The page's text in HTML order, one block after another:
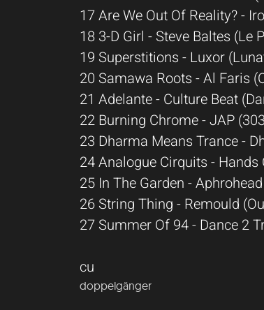
17 Are We Out Of Reality? -
18 3-D Girl - Steve Baltes (Le
19 Superstitions - Luxor
20 Samawa Roots - Al Faris
21 Adelante - Culture Beat
22 Burning Chrome - JAP
23 Dharma Means Trance -
24 Analogue Cirquits -
25 In The Garden -
26 String Thing - Remould
27 Summer Of 94 - Dance 2
cu
doppelgänger